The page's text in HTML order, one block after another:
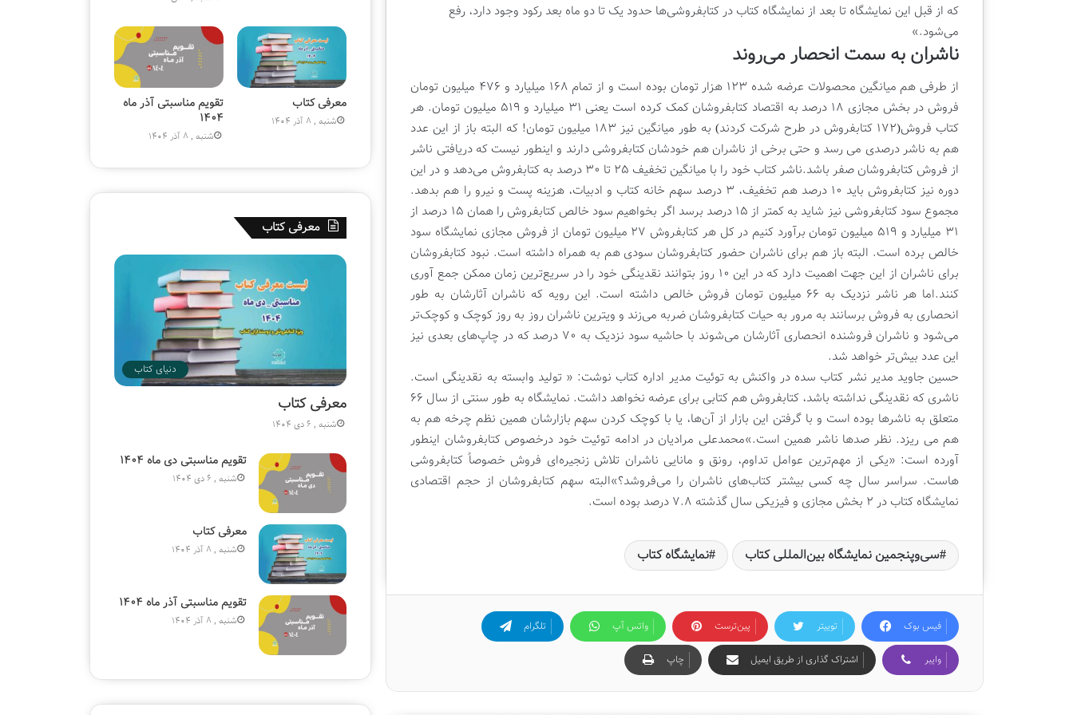
که از قبل این نمایشگاه تا بعد از نمایشگاه کتاب در کتابفروشی‌ها حدود یک تا دو ماه بعد رکود وجود دارد، رفع
می‌شود.»
ناشران به سمت انحصار می‌روند
از طرفی هم میانگین محصولات عرضه شده ۱۲۳ هزار تومان بوده است و از تمام ۱۶۸ میلیارد و ۴۷۶ میلیون تومان
فروش در بخش مجازی ۱۸ درصد به اقتصاد کتابفروشان کمک کرده است یعنی ۳۱ میلیارد و ۵۱۹ میلیون تومان. هر
کتاب فروش(۱۷۲ کتابفروش در طرح شرکت کردند) به طور میانگین نیز ۱۸۳ میلیون تومان! که البته باز از این عدد
هم به ناشر درصدی می رسد و حتی برخی از ناشران هم خودشان کتابفروشی دارند و اینطور نیست که دریافتی ناشر
از فروش کتابفروشان صفر باشد.
ناشر کتاب خود را با میانگین تخفیف ۲۵ تا ۳۰ درصد به کتابفروش می‌دهد و در این
دوره نیز کتابفروش باید ۱۰ درصد هم تخفیف، ۳ درصد سهم خانه کتاب و ادبیات، هزینه پست و نیرو را هم بدهد.
مجموع سود کتابفروشی نیز شاید به کمتر از 15 درصد برسد اگر بخواهیم سود خالص کتابفروش را همان ۱۵ درصد از
۳۱ میلیارد و ۵۱۹ میلیون تومان برآورد کنیم در کل هر کتابفروش ۲۷ میلیون تومان از فروش مجازی نمایشگاه سود
خالص برده است. البته باز هم برای ناشران حضور کتابفروشان سودی هم به همراه داشته است. نبود کتابفروشان
برای ناشران از این جهت اهمیت دارد که در این ۱۰ روز بتوانند نقدینگی خود را در سریع‌ترین زمان ممکن جمع آوری
کنند.
اما هر ناشر نزدیک به ۶۶ میلیون تومان فروش خالص داشته است. این رویه که ناشران آثارشان به طور
انحصاری به فروش برسانند به مرور به حیات کتابفروشان ضربه می‌زند و ویترین ناشران روز به روز کوچک و کوچک‌تر
می‌شود و ناشران فروشنده انحصاری آثارشان می‌شوند با حاشیه سود نزدیک به ۷۰ درصد که در چاپ‌های بعدی نیز
این عدد بیش‌تر خواهد شد.
حسین جاوید مدیر نشر کتاب سده در واکنش به توئیت مدیر اداره کتاب نوشت: « تولید وابسته به نقدینگی است.
ناشری که نقدینگی نداشته باشد، کتابفروش هم کتابی برای عرضه نخواهد داشت. نمایشگاه به طور سنتی از سال ۶۶
متعلق به ناشرها بوده است و با گرفتن این بازار از آن‌ها، یا با کوچک کردن سهم بازارشان همین نظم چرخه هم به
هم می ریزد. نظر صدها ناشر همین است.»محمدعلی مرادیان در ادامه توئیت خود درخصوص کتابفروشان اینطور
آورده است: «یکی از مهم‌ترین عوامل تداوم، رونق و مانایی ناشران تلاش زنجیره‌ای فروش خصوصاً کتابفروشی
هاست. سراسر سال چه کسی بیشتر کتاب‌های ناشران را می‌فروشد؟»البته سهم کتابفروشان از حجم اقتصادی
نمایشگاه کتاب در ۲ بخش مجازی و فیزیکی سال گذشته ۷.۸ درصد بوده است.
سی‌و‌پنجمین نمایشگاه بین‌المللی کتاب نمایشگاه کتاب
فیس بوک توییتر ‫پین‌ترست واتس آپ تلگرام
وایبر اشتراک گذاری از طریق ایمیل چاپ
ن
ک
ا
ب
ف
ر
ی
ق
ل
ی
ه
ب
ی
ن‌
ا
م
ل
ل
ی
ا
ب
ت
ن
ه
۰
ی
معرفی کتاب
شنبه , 8 آذر 1404
تقویم مناسبتی آذر ماه
۱۴۰۴
شنبه , 8 آذر 1404
معرفی کتاب
دنیای کتاب
معرفی کتاب
شنبه , 6 دی 1404
تقویم مناسبتی دی ماه ۱۴۰۴
شنبه , 6 دی 1404
معرفی کتاب
شنبه , 8 آذر 1404
تقویم مناسبتی آذر ماه ۱۴۰۴
شنبه , 8 آذر 1404